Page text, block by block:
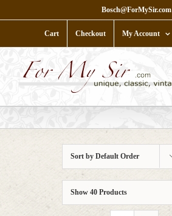
to
Bosch@ForMySir.com
Cart Checkout My Account
Sort by Default Order
Show 40 Products